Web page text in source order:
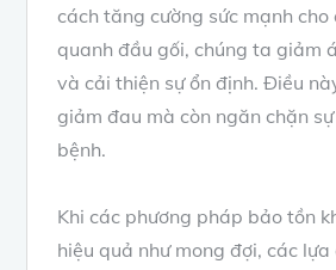
cách tăng cường sức mạnh cho
quanh đầu gối, chúng ta giảm
và cải thiện sự ổn định. Điều
giảm đau mà còn ngăn chặn
bệnh.
Khi các phương pháp bảo tồn
hiệu quả như mong đợi, các